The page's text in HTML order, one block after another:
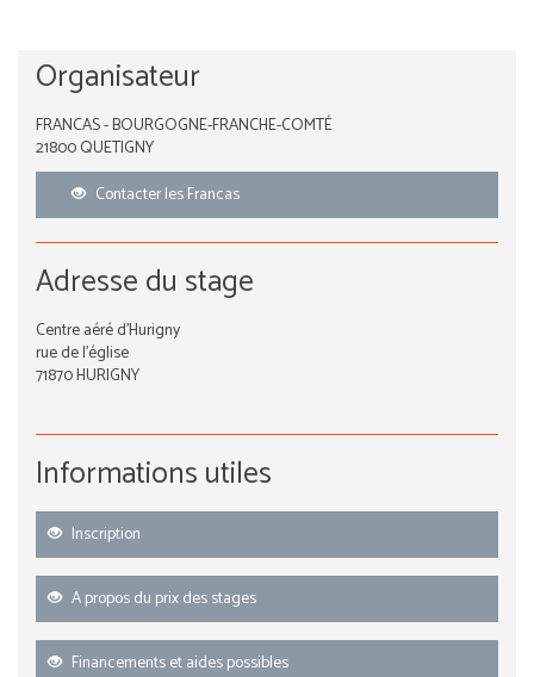
Organisateur
FRANCAS - BOURGOGNE-FRANCHE-COMTÉ
21800 QUETIGNY
Contacter les Francas
Adresse du stage
Centre aéré d'Hurigny
rue de l'église
71870 HURIGNY
Informations utiles
Inscription
A propos du prix des stages
Financements et aides possibles